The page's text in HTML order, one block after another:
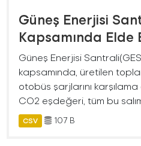
Güneş Enerjisi
Kapsamında Elde
Güneş Enerjisi
kapsamında, üretilen
otobüs şarjlarını karşılama
CO2 eşdeğeri, tüm bu
CSV 107 B